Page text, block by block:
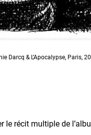
Darcq & L’Apocalypse, Paris,
le récit multiple de